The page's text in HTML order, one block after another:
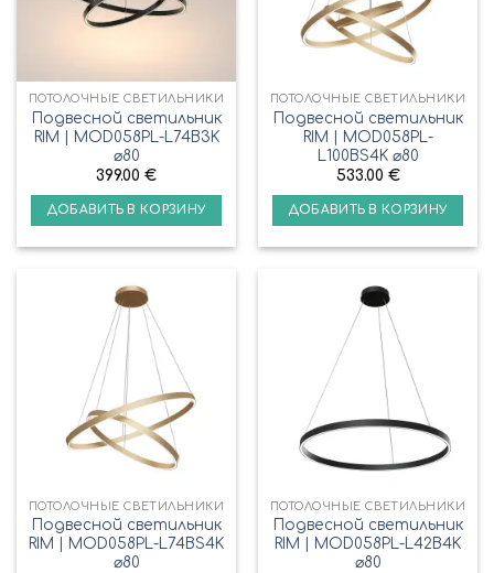
ПОТОЛОЧНЫЕ СВЕТИЛЬНИКИ
Подвесной светильник
RIM | MOD058PL-L74B3K
⌀80
399.00 €
ДОБАВИТЬ В КОРЗИНУ
ПОТОЛОЧНЫЕ СВЕТИЛЬНИКИ
Подвесной светильник
RIM | MOD058PL-
L100BS4K ⌀80
533.00 €
ДОБАВИТЬ В КОРЗИНУ
ПОТОЛОЧНЫЕ СВЕТИЛЬНИКИ
Подвесной светильник
RIM | MOD058PL-L74BS4K
⌀80
ПОТОЛОЧНЫЕ СВЕТИЛЬНИКИ
Подвесной светильник
RIM | MOD058PL-L42B4K
⌀80